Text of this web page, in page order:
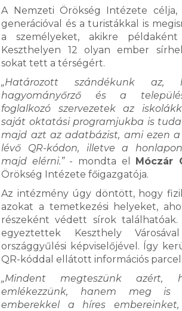
A Nemzeti Örökség Intézete
generációval és a turistákkal is
a személyeket, akikre
Keszthelyen 12 olyan ember
sokat tett a térségért.
„Határozott szándékunk
hagyományőrző és a
foglalkozó szervezetek az
saját oktatási programjukba is
majd azt az adatbázist, ami ezen
lévő QR-kódon, illetve a
majd elérni.”- mondta el Móczár
Örökség Intézete főigazgatója.
Az intézmény úgy döntött, hogy
azokat a temetkezési helyeket,
részeként védett sírok
egyeztettek Keszthely
országgyűlési képviselőjével. Így
QR-kóddal ellátott információs
„Mindent megteszünk
emlékezzünk, hanem meg is
emberekkel a híres